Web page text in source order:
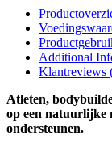
Additional
Klantreviews
Atleten,
op een natuurlijke
ondersteunen.